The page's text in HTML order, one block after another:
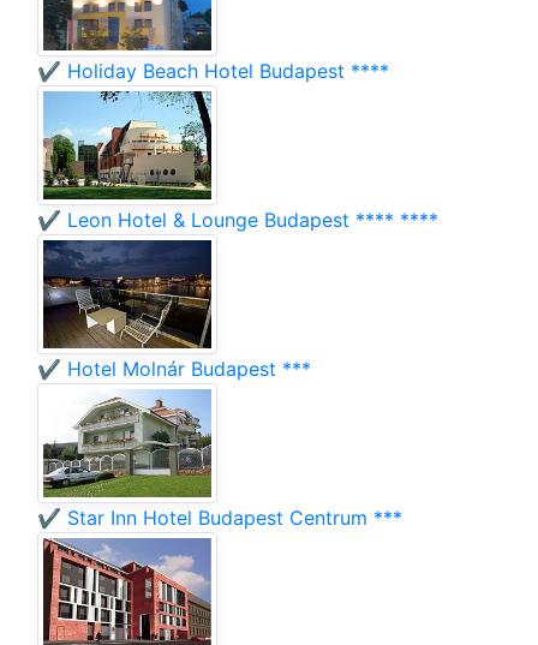
✔️ Holiday Beach Hotel Budapest ****
✔️ Leon Hotel & Lounge Budapest **** ****
✔️ Hotel Molnár Budapest ***
✔️ Star Inn Hotel Budapest Centrum ***